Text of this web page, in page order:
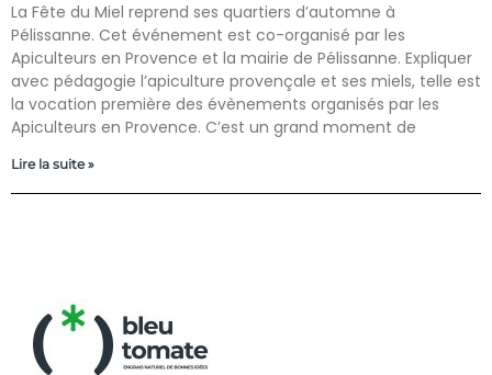
La Fête du Miel reprend ses quartiers d’automne à
Pélissanne. Cet événement est co-organisé par les
Apiculteurs en Provence et la mairie de Pélissanne. Expliquer
avec pédagogie l’apiculture provençale et ses miels, telle est
la vocation première des évènements organisés par les
Apiculteurs en Provence. C’est un grand moment de
Lire la suite »